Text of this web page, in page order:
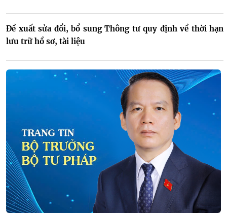
Đề xuất sửa đổi, bổ sung Thông tư quy định về thời hạn
lưu trữ hồ sơ, tài liệu